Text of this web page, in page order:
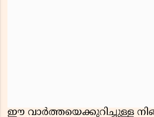
ഈ വാർത്തയെക്കുറിച്ചുള്ള